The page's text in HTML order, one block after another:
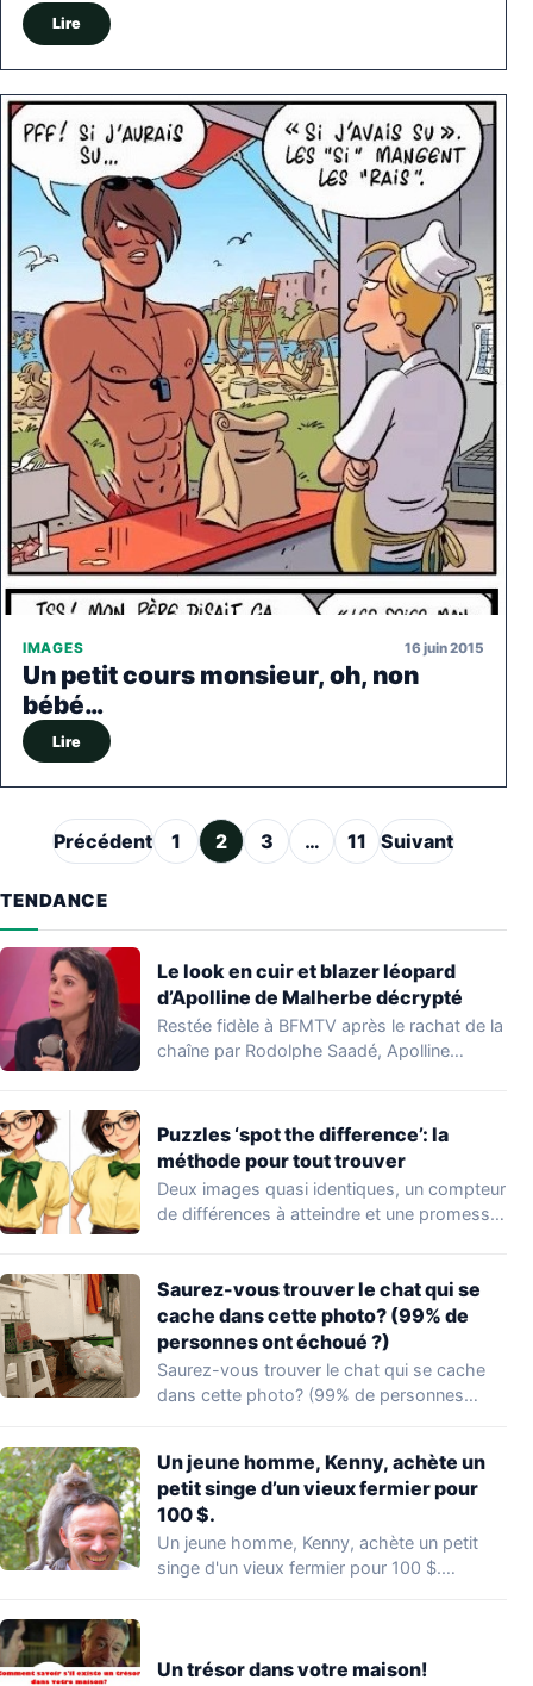
Lire
IMAGES 16 juin 2015
Un petit cours monsieur, oh, non
bébé…
Lire
Pagination des publications
Précédent 1 2 3 … 11 Suivant
TENDANCE
Le look en cuir et blazer léopard
d’Apolline de Malherbe décrypté
Restée fidèle à BFMTV après le rachat de la
chaîne par Rodolphe Saadé, Apolline…
Puzzles ‘spot the difference’: la
méthode pour tout trouver
Deux images quasi identiques, un compteur
de différences à atteindre et une promesse
Saurez-vous trouver le chat qui se
cache dans cette photo? (99% de
personnes ont échoué ?)
Saurez-vous trouver le chat qui se cache
dans cette photo? (99% de personnes
Un jeune homme, Kenny, achète un
petit singe d’un vieux fermier pour
100 $.
Un jeune homme, Kenny, achète un petit
singe d'un vieux fermier pour 100 $.…
Un trésor dans votre maison!